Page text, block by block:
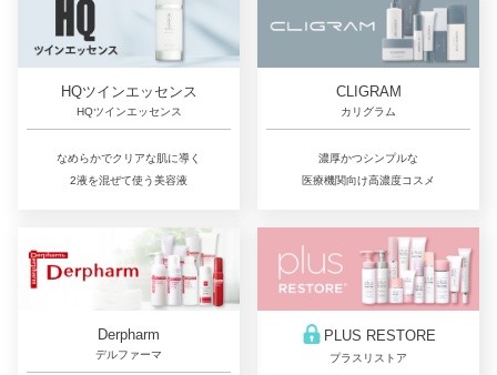
HQツインエッセンス
HQツインエッセンス
なめらかでクリアな肌に導く
2液を混ぜて使う美容液
CLIGRAM
カリグラム
濃厚かつシンプルな
医療機関向け高濃度コスメ
Derpharm
デルファーマ
PLUS RESTORE
プラスリストア